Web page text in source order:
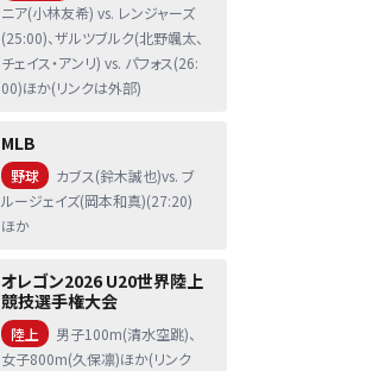
ニア(小林友希) vs. レンジャーズ
(25:00)、ザルツブルク(北野颯太、
チェイス・アンリ) vs. パフォス(26:
00)ほか(リンクは外部)
MLB
野球
カブス(鈴木誠也)vs. ブ
ルージェイズ(岡本和真)(27:20)
ほか
オレゴン2026 U20世界陸上
競技選手権大会
陸上
男子100m(清水空跳)、
女子800m(久保凛)ほか(リンク